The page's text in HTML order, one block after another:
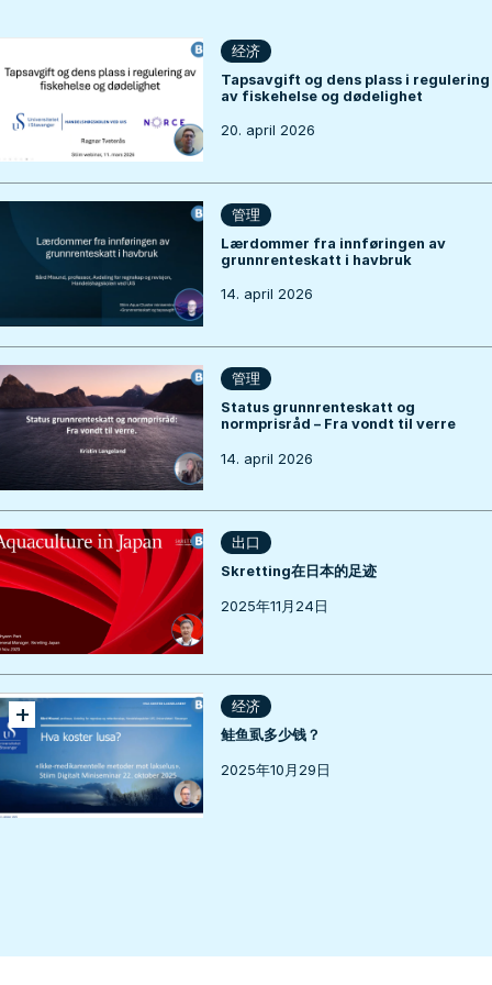
经济
Tapsavgift og dens plass i regulering
av fiskehelse og dødelighet
20. april 2026
管理
Lærdommer fra innføringen av
grunnrenteskatt i havbruk
14. april 2026
管理
Status grunnrenteskatt og
normprisråd – Fra vondt til verre
14. april 2026
出口
Skretting在日本的足迹
2025年11月24日
+
经济
鲑鱼虱多少钱？
2025年10月29日